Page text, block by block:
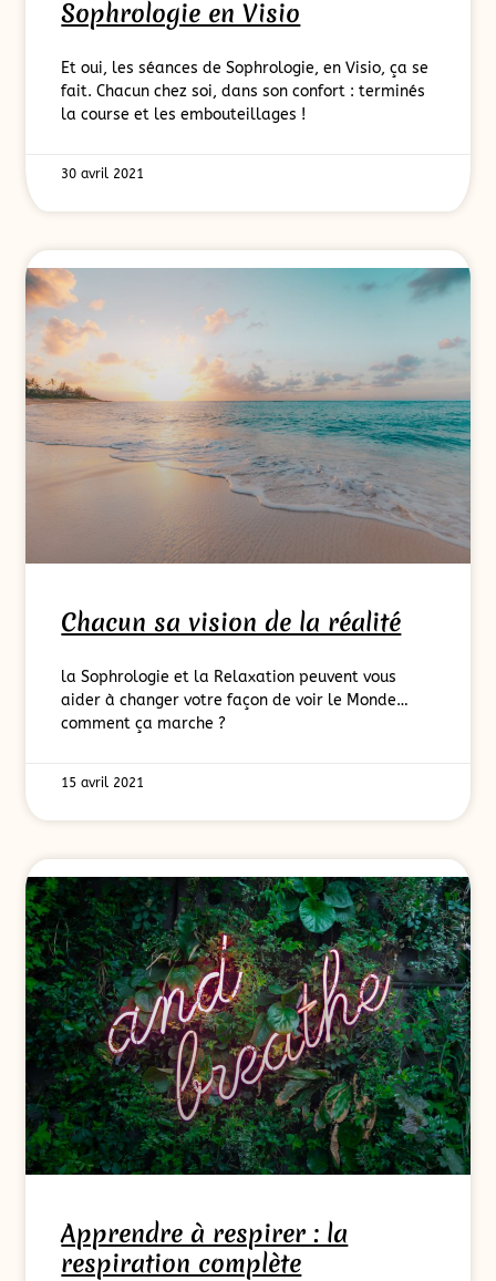
Sophrologie en Visio
Et oui, les séances de Sophrologie, en Visio, ça se
fait. Chacun chez soi, dans son confort : terminés
la course et les embouteillages !
30 avril 2021
Chacun sa vision de la réalité
la Sophrologie et la Relaxation peuvent vous
aider à changer votre façon de voir le Monde…
comment ça marche ?
15 avril 2021
Apprendre à respirer : la
respiration complète